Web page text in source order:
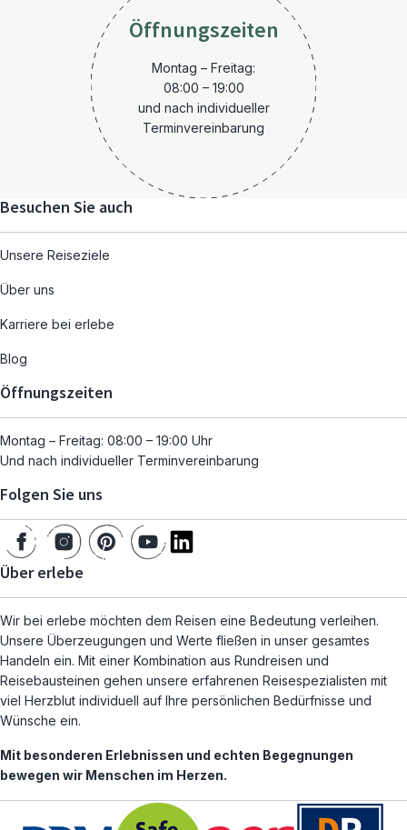
Öffnungszeiten
Montag – Freitag:
08:00 – 19:00
und nach individueller
Terminvereinbarung
Besuchen Sie auch
Unsere Reiseziele
Über uns
Karriere bei erlebe
Blog
Öffnungszeiten
Montag – Freitag: 08:00 – 19:00 Uhr
Und nach individueller Terminvereinbarung
Folgen Sie uns
Über erlebe
Wir bei erlebe möchten dem Reisen eine Bedeutung verleihen.
Unsere Überzeugungen und Werte fließen in unser gesamtes
Handeln ein. Mit einer Kombination aus Rundreisen und
Reisebausteinen gehen unsere erfahrenen Reisespezialisten mit
viel Herzblut individuell auf Ihre persönlichen Bedürfnisse und
Wünsche ein.
Mit besonderen Erlebnissen und echten Begegnungen
bewegen wir Menschen im Herzen.